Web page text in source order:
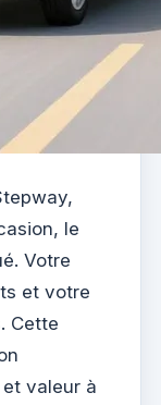
le
Votre
et votre
Cette
valeur à